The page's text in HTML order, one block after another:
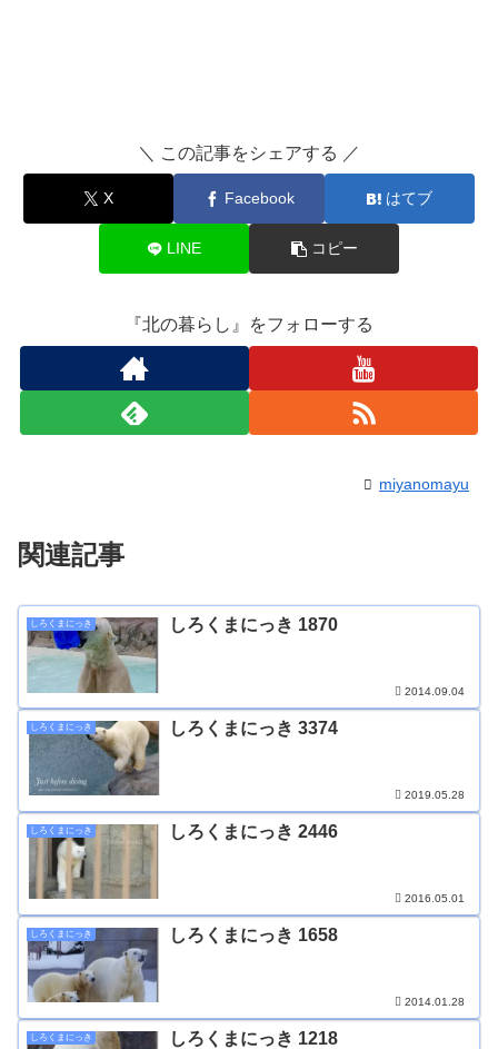
＼ この記事をシェアする ／
X Facebook はてブ
LINE コピー
『北の暮らし』をフォローする
miyanomayu
関連記事
しろくまにっき しろくまにっき 1870
2014.09.04
しろくまにっき しろくまにっき 3374
2019.05.28
しろくまにっき しろくまにっき 2446
2016.05.01
しろくまにっき しろくまにっき 1658
2014.01.28
しろくまにっき しろくまにっき 1218